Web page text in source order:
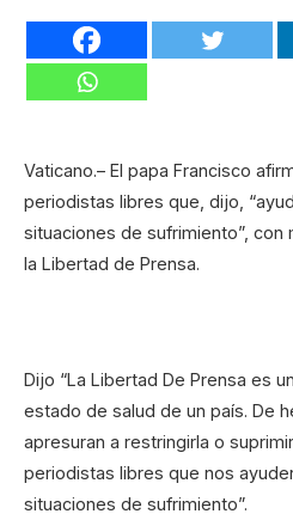
Vaticano.– El papa Francisco
periodistas libres que, dijo,
situaciones de sufrimiento”, con
la Libertad de Prensa.
Dijo “La Libertad De Prensa es
estado de salud de un país. De
apresuran a restringirla o
periodistas libres que nos
situaciones de sufrimiento”.